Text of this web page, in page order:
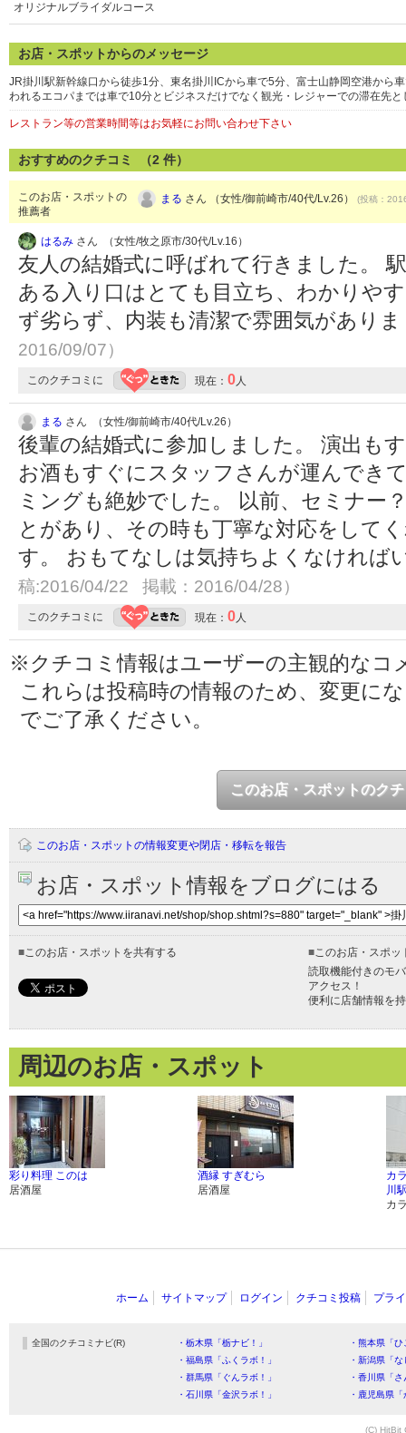
オリジナルブライダルコース
お店・スポットからのメッセージ
JR掛川駅新幹線口から徒歩1分、東名掛川ICから車で5分、富士山静岡空港から
われるエコパまでは車で10分とビジネスだけでなく観光・レジャーでの滞在先
レストラン等の営業時間等はお気軽にお問い合わせ下さい
おすすめのクチコミ （2 件）
このお店・スポットの
推薦者
まる さん （女性/御前崎市/40代/Lv.26） (投稿：
はるみ さん （女性/牧之原市/30代/Lv.16）
友人の結婚式に呼ばれて行きました。
ある入り口はとても目立ち、わかりや
ず劣らず、内装も清潔で雰囲気があり
2016/09/07）
このクチコミに 現在： 0人
まる さん （女性/御前崎市/40代/Lv.26）
後輩の結婚式に参加しました。 演出も
お酒もすぐにスタッフさんが運んでき
ミングも絶妙でした。 以前、セミナー
とがあり、その時も丁寧な対応をして
す。 おもてなしは気持ちよくなければ
稿:2016/04/22 掲載：2016/04/28）
このクチコミに 現在： 0人
※クチコミ情報はユーザーの主観的なコ
これらは投稿時の情報のため、変更に
でご了承ください。
このお店・スポットのク
このお店・スポットの情報変更や閉店・移転を報告
お店・スポット情報をブログにはる
■このお店・スポットを共有する ■このお店・スポッ
読取機能付きのモ
アクセス！
便利に店舗情報を
周辺のお店・スポット
彩り料理 このは
居酒屋
酒縁 すぎむら
居酒屋
カ
川
カ
ホーム サイトマップ ログイン クチコミ投稿 プラ
全国のクチコミナビ(R) ・栃木県「栃ナビ！」
・熊本県「
・福島県「ふくラボ！」
・新潟県「
・群馬県「ぐんラボ！」
・香川県「
・石川県「金沢ラボ！」
・鹿児島県
(C) HitBit